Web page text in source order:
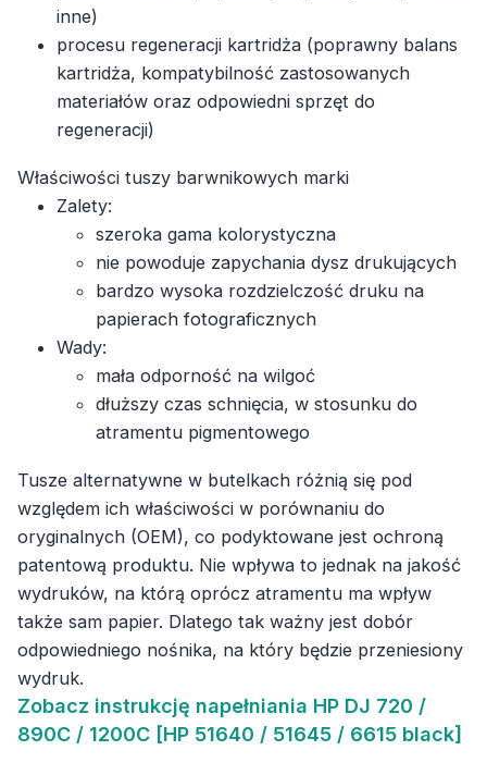
inne)
procesu regeneracji kartridża (poprawny balans
kartridża, kompatybilność zastosowanych
materiałów oraz odpowiedni sprzęt do
regeneracji)
Właściwości tuszy barwnikowych marki
Zalety:
szeroka gama kolorystyczna
nie powoduje zapychania dysz drukujących
bardzo wysoka rozdzielczość druku na
papierach fotograficznych
Wady:
mała odporność na wilgoć
dłuższy czas schnięcia, w stosunku do
atramentu pigmentowego
Tusze alternatywne w butelkach różnią się pod
względem ich właściwości w porównaniu do
oryginalnych (OEM), co podyktowane jest ochroną
patentową produktu. Nie wpływa to jednak na jakość
wydruków, na którą oprócz atramentu ma wpływ
także sam papier. Dlatego tak ważny jest dobór
odpowiedniego nośnika, na który będzie przeniesiony
wydruk.
Zobacz instrukcję napełniania HP DJ 720 /
890C / 1200C [HP 51640 / 51645 / 6615 black]